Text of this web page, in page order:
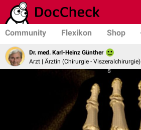
Community Flexikon Shop
Dr. med. Karl-Heinz Günther
Arzt | Ärztin (Chirurgie - Viszeralchirurgie)